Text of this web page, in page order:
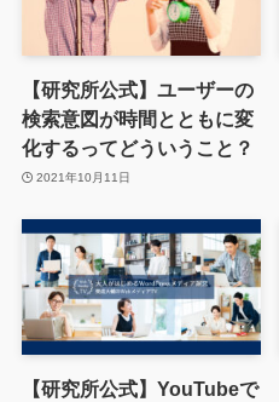
【研究所公式】ユーザーの
検索意図が時間とともに変
化するってどういうこと？
2021年10月11日
【研究所公式】YouTubeで